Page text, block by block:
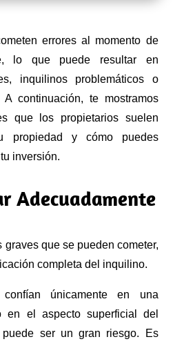
errores al momento de
lo que puede resultar en
inquilinos problemáticos o
A continuación, te mostramos
que los propietarios suelen
propiedad y cómo puedes
inversión.
Adecuadamente
graves que se pueden cometer,
completa del inquilino.
confían únicamente en una
en el aspecto superficial del
puede ser un gran riesgo. Es